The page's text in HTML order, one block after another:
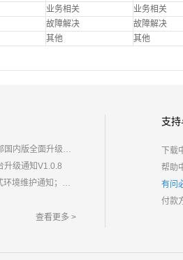
业务相关
业务相关
故障解决
故障解决
其他 其他
鲸炫邮%E2%80%9D的通知
升级通知V1.0.8
通知；含域名.com/.net
查看更多 >
支
下载
帮助
有问
付款